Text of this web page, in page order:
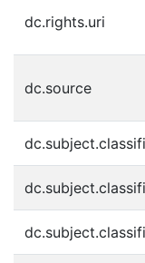
dc.rights.uri
dc.source